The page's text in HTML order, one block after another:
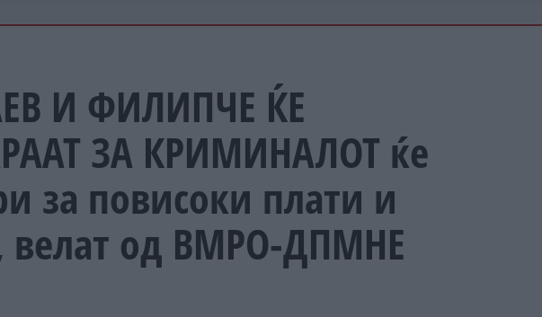
И ФИЛИПЧЕ ЌЕ
ЗА КРИМИНАЛОТ ќе
за повисоки плати и
велат од ВМРО-ДПМНЕ